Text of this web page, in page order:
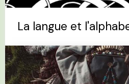
La langue et